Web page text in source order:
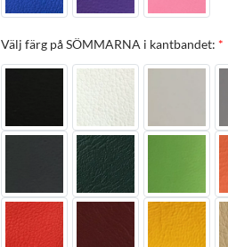
Välj färg på SÖMMARNA i kantbandet: *